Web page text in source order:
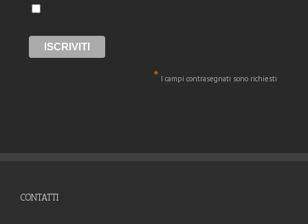
* I campi contrasegnati sono richiesti
CONTATTI